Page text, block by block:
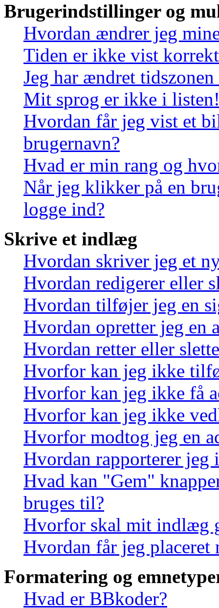
Brugerindstillinger og
Hvordan ændrer jeg
Tiden er ikke vist
Jeg har ændret
Mit sprog er ikke i
Hvordan får jeg vist et
brugernavn?
Hvad er min rang og
Når jeg klikker på en
logge ind?
Skrive et indlæg
Hvordan skriver jeg et
Hvordan redigerer eller
Hvordan tilføjer jeg en
Hvordan opretter jeg en
Hvordan retter eller
Hvorfor kan jeg ikke
Hvorfor kan jeg ikke få
Hvorfor kan jeg ikke
Hvorfor modtog jeg en
Hvordan rapporterer
Hvad kan "Gem"
bruges til?
Hvorfor skal mit indlæg
Hvordan får jeg placeret
Formatering og
Hvad er BBkoder?